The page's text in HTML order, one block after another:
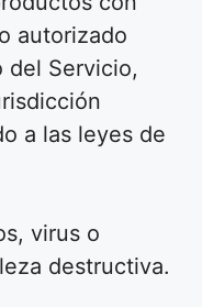
autorizado
del Servicio,
a las leyes de
virus o
destructiva.